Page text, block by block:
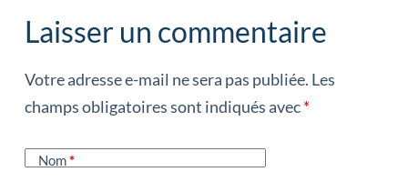
Laisser un commentaire
Votre adresse e-mail ne sera pas publiée. Les
champs obligatoires sont indiqués avec*
Nom*